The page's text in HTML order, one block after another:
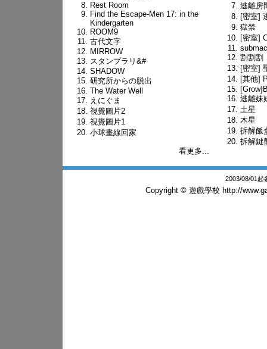
Rest Room
Find the Escape-Men 17: in the
Kindergarten
ROOM9
古代文字
MIRROW
スタンプラリ&#
SHADOW
研究所からの脱出
The Water Well
えにぐま
視覺圖片2
視覺圖片1
小球畫線回家
看更多...
逃離房
[密室]
獄禁
[密室]
割割割
[密室]
[其他]
逃離妹
土星
木星
拆解飯
拆解鍵
2003/08/01起
Copyright © 遊戲學校 http://